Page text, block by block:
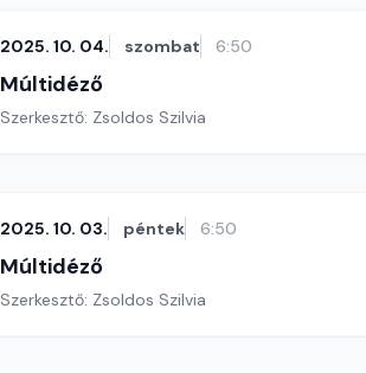
2025. 10. 04. szombat 6:50
Múltidéző
Szerkesztő: Zsoldos Szilvia
2025. 10. 03. péntek 6:50
Múltidéző
Szerkesztő: Zsoldos Szilvia